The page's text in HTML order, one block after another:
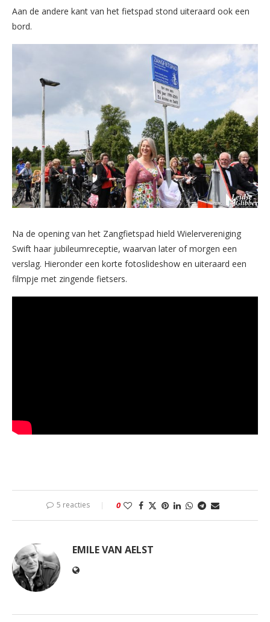
Aan de andere kant van het fietspad stond uiteraard ook een
bord.
Na de opening van het Zangfietspad hield Wielervereniging
Swift haar jubileumreceptie, waarvan later of morgen een
verslag. Hieronder een korte fotoslideshow en uiteraard een
filmpje met zingende fietsers.
5 reacties 0
EMILE VAN AELST